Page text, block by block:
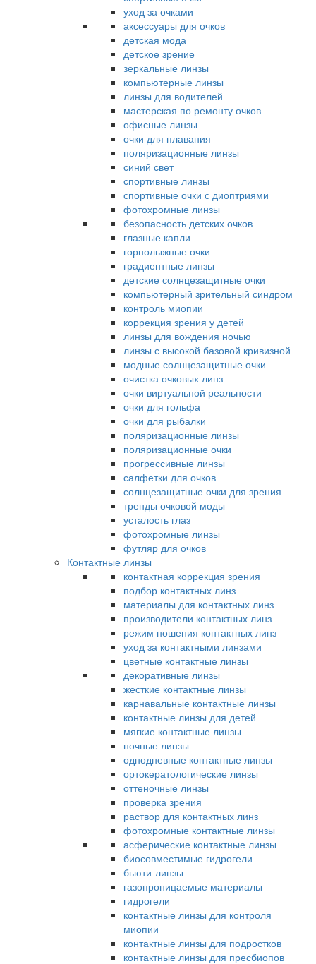
уход за очками
аксессуары для очков
детская мода
детское зрение
зеркальные линзы
компьютерные линзы
линзы для водителей
мастерская по ремонту очков
офисные линзы
очки для плавания
поляризационные линзы
синий свет
спортивные линзы
спортивные очки с диоптриями
фотохромные линзы
безопасность детских очков
глазные капли
горнолыжные очки
градиентные линзы
детские солнцезащитные очки
компьютерный зрительный синдром
контроль миопии
коррекция зрения у детей
линзы для вождения ночью
линзы с высокой базовой кривизной
модные солнцезащитные очки
очистка очковых линз
очки виртуальной реальности
очки для гольфа
очки для рыбалки
поляризационные линзы
поляризационные очки
прогрессивные линзы
салфетки для очков
солнцезащитные очки для зрения
тренды очковой моды
усталость глаз
фотохромные линзы
футляр для очков
Контактные линзы
контактная коррекция зрения
подбор контактных линз
материалы для контактных линз
производители контактных линз
режим ношения контактных линз
уход за контактными линзами
цветные контактные линзы
декоративные линзы
жесткие контактные линзы
карнавальные контактные линзы
контактные линзы для детей
мягкие контактные линзы
ночные линзы
однодневные контактные линзы
ортокератологические линзы
оттеночные линзы
проверка зрения
раствор для контактных линз
фотохромные контактные линзы
асферические контактные линзы
биосовместимые гидрогели
бьюти-линзы
газопроницаемые материалы
гидрогели
контактные линзы для контроля
миопии
контактные линзы для подростков
контактные линзы для пресбиопов